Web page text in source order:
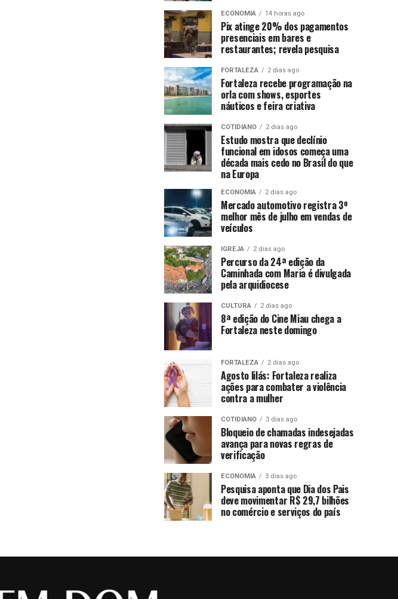
ECONOMIA 14 horas ago
Pix atinge 20% dos pagamentos
presenciais em bares e
restaurantes; revela pesquisa
FORTALEZA 2 dias ago
Fortaleza recebe programação na
orla com shows, esportes
náuticos e feira criativa
COTIDIANO 2 dias ago
Estudo mostra que declínio
funcional em idosos começa uma
década mais cedo no Brasil do que
na Europa
ECONOMIA 2 dias ago
Mercado automotivo registra 3º
melhor mês de julho em vendas de
veículos
IGREJA 2 dias ago
Percurso da 24ª edição da
Caminhada com Maria é divulgada
pela arquidiocese
CULTURA 2 dias ago
8ª edição do Cine Miau chega a
Fortaleza neste domingo
FORTALEZA 2 dias ago
Agosto lilás: Fortaleza realiza
ações para combater a violência
contra a mulher
COTIDIANO 3 dias ago
Bloqueio de chamadas indesejadas
avança para novas regras de
verificação
ECONOMIA 3 dias ago
Pesquisa aponta que Dia dos Pais
deve movimentar R$ 29,7 bilhões
no comércio e serviços do país